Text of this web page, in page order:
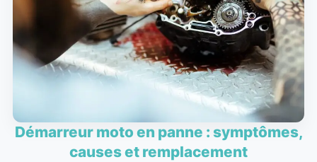
Démarreur moto en panne : symptômes,
causes et remplacement